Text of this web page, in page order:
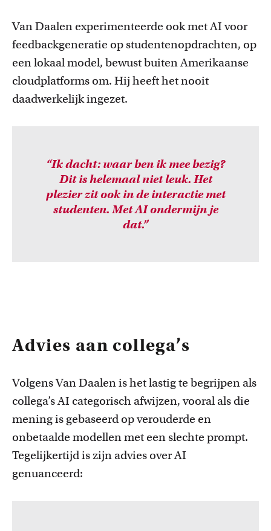
Van Daalen experimenteerde ook met AI voor
feedbackgeneratie op studentenopdrachten, op
een lokaal model, bewust buiten Amerikaanse
cloudplatforms om. Hij heeft het nooit
daadwerkelijk ingezet.
“Ik dacht: waar ben ik mee bezig?
Dit is helemaal niet leuk. Het
plezier zit ook in de interactie met
studenten. Met AI ondermijn je
dat.”
Advies aan collega’s
Volgens Van Daalen is het lastig te begrijpen als
collega’s AI categorisch afwijzen, vooral als die
mening is gebaseerd op verouderde en
onbetaalde modellen met een slechte prompt.
Tegelijkertijd is zijn advies over AI
genuanceerd: